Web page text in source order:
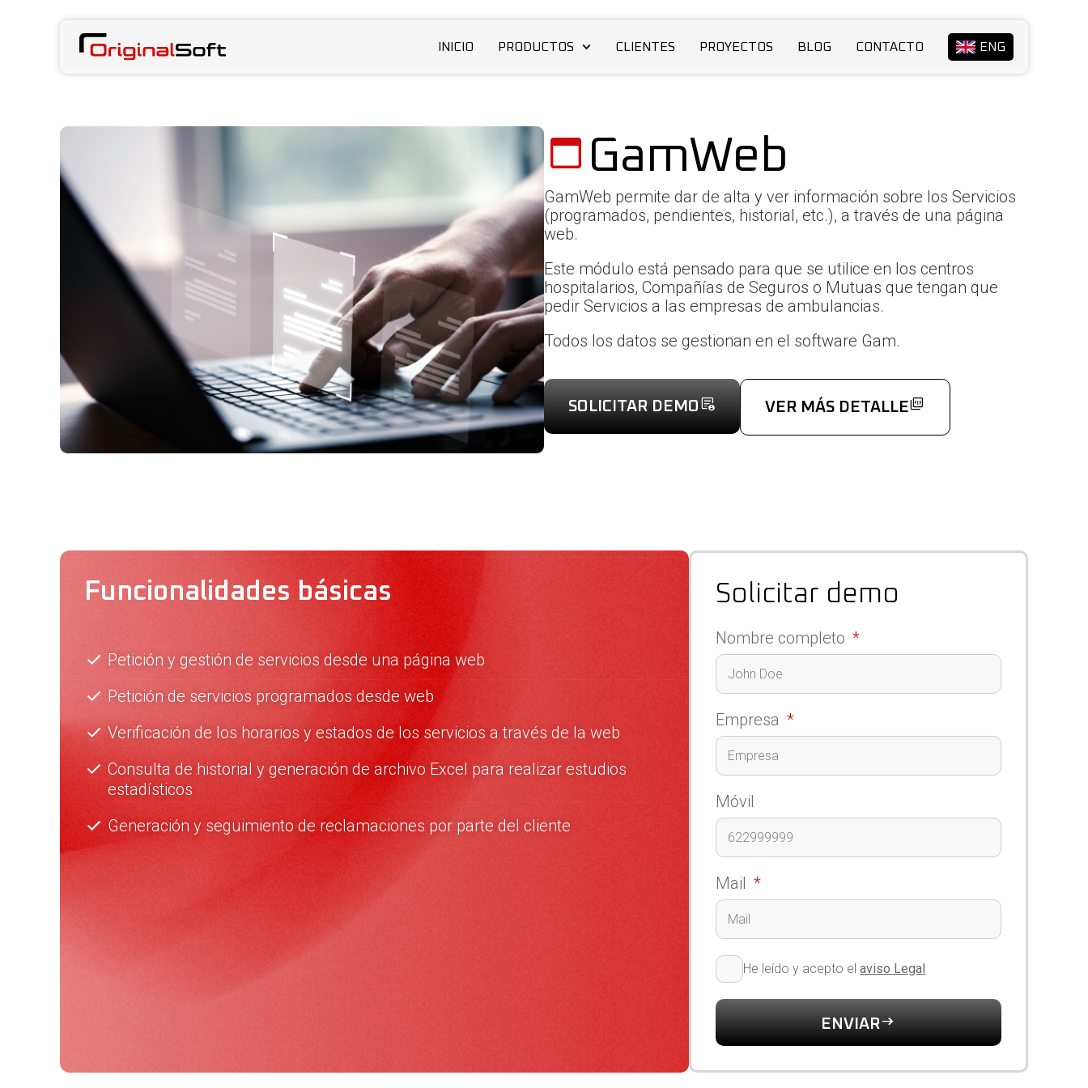
INICIO PRODUCTOS CLIENTES PROYECTOS BLOG CONTACTO ENG
GamWeb
GamWeb permite dar de alta y ver información sobre los Servicios
(programados, pendientes, historial, etc.), a través de una página
web.
Este módulo está pensado para que se utilice en los centros
hospitalarios, Compañías de Seguros o Mutuas que tengan que
pedir Servicios a las empresas de ambulancias.
Todos los datos se gestionan en el software Gam.
SOLICITAR DEMO VER MÁS DETALLE
Funcionalidades básicas
Petición y gestión de servicios desde una página web
Petición de servicios programados desde web
Verificación de los horarios y estados de los servicios a través de la web
Consulta de historial y generación de archivo Excel para realizar estudios
estadísticos
Generación y seguimiento de reclamaciones por parte del cliente
Solicitar demo
Nombre completo
Empresa
Móvil
Mail
He leído y acepto elaviso Legal
ENVIAR